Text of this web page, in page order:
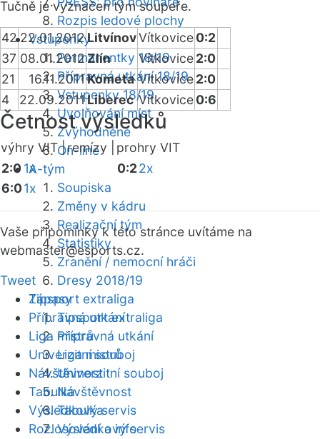
Rozpis ledové plochy
Vstupenky
Permanentky 18/19
Přípravná utkání 18/19
Vstupenky 18/19
Uvolňování míst
Zvýhodněné
On-line
A-tým
Soupiska
Změny v kádru
Realizační tým
Statistiky
Zranění / nemocní hráči
Dresy 2018/19
Zápasy
Tipsport extraliga
Přípravná utkání
Liga mistrů
Univerzitní souboj
Návštěvnost
Tabulka
Výsledkový servis
Tučně je vyznačen tým soupeře.
42 22.01.2012LitvínovVítkovice0:2
37 08.01.2012Zlín Vítkovice2:0
21
16.11.2011Kometa Vítkovice2:0
4
22.09.2011Liberec Vítkovice0:6
Četnost výsledků
výhry VIT |remízy |
prohry VIT
2:01x
6:01x
0:22x
Vaše připomínky k této stránce uvítáme na
webmaster@esports.cz.
Tweet
Tipsport extraliga
Přípravná utkání
Liga mistrů
Univerzitní souboj
Návštěvnost
Tabulka
Výsledkový servis
Rozlosování a info